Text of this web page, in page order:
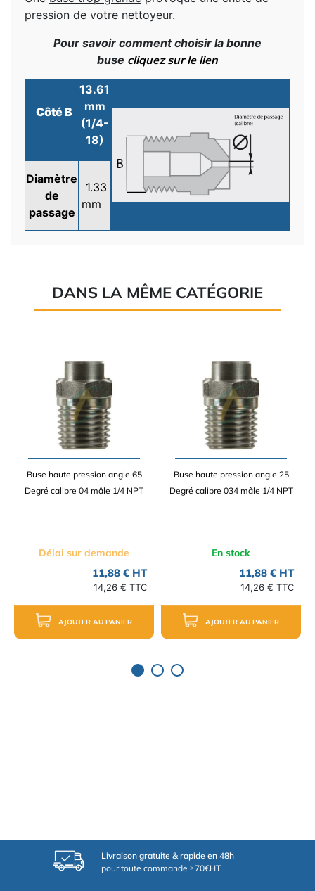
pression de votre nettoyeur.
Pour savoir comment choisir la bonne
buse cliquez sur le lien
Côté B
13.61
mm
(1/4-
18)
Diamètre
de
passage
1.33
mm
DANS LA MÊME CATÉGORIE
Buse haute pression angle 65
Degré calibre 04 mâle 1/4 NPT
Délai sur demande
11,88 € HT
14,26 € TTC
AJOUTER AU PANIER
Buse haute pression angle 25
Degré calibre 034 mâle 1/4 NPT
En stock
11,88 € HT
14,26 € TTC
AJOUTER AU PANIER
Livraison gratuite & rapide en 48h
pour toute commande ≥70€HT